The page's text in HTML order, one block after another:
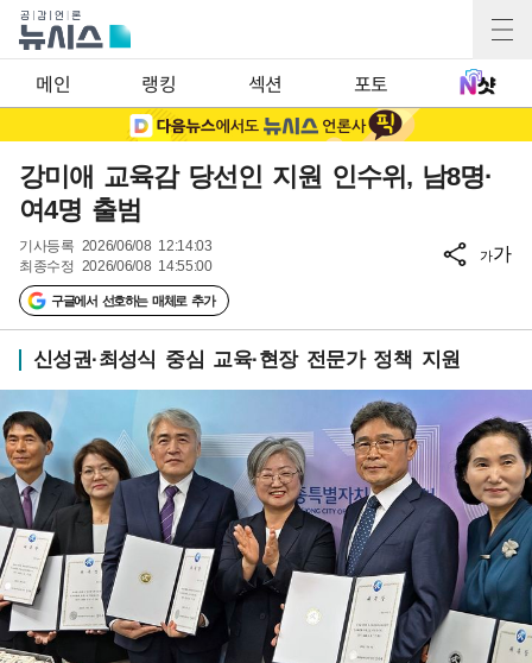
메인 랭킹 섹션 포토
강미애 교육감 당선인 지원 인수위, 남8명·
여4명 출범
기사등록 2026/06/08 12:14:03
최종수정 2026/06/08 14:55:00
구글에서 선호하는 매체로 추가
가가
신성권·최성식 중심 교육·현장 전문가 정책 지원